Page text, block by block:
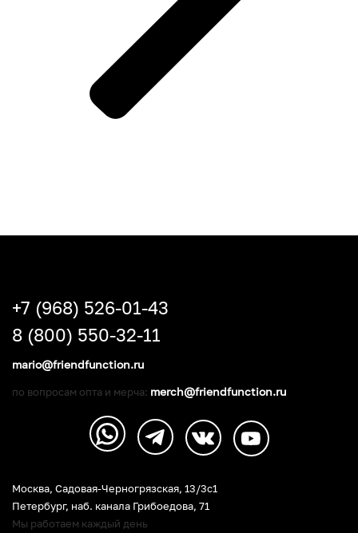
Москва, Садовая-Черногрязская, 13/3c1
Петербург, наб. канала Грибоедова, 71
Мы работаем каждый день
+7 (968) 526-01-43
8 (800) 550-32-11
mario@friendfunction.ru
по вопросам опта и мерча: merch@friendfunction.ru